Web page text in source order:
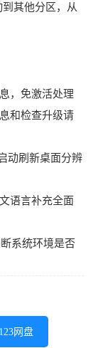
其他分区，从
，免激活处理
和检查升级请
动刷新桌面分辨
语言补充全面
系统环境是否
123网盘